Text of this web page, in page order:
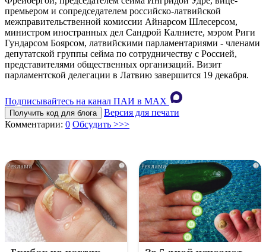
премьером и сопредседателем российско-латвийской
межправительственной комиссии Айнарсом Шлесерсом,
министром иностранных дел Сандрой Калниете, мэром Риги
Гундарсом Боярсом, латвийскими парламентариями - членами
депутатской группы сейма по сотрудничеству с Россией,
представителями общественных организаций. Визит
парламентской делегации в Латвию завершится 19 декабря.
Подписывайтесь на канал ПАИ в MAХ
Получить код для блога
Версия для печати
Комментарии: 0 Обсудить >>>
i i